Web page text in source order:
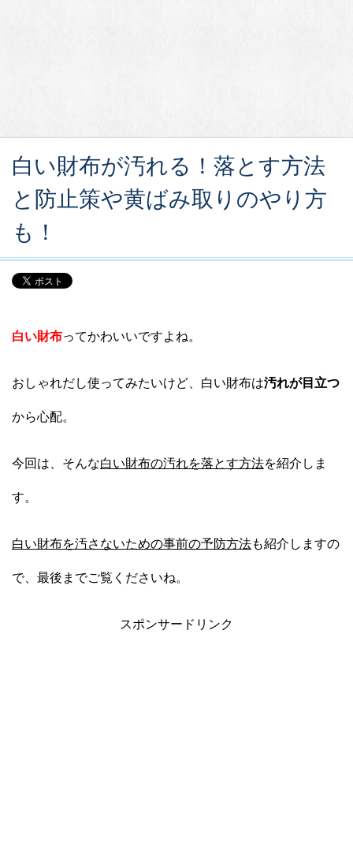
白い財布が汚れる！落とす方法
と防止策や黄ばみ取りのやり方
も！
白い財布ってかわいいですよね。
おしゃれだし使ってみたいけど、白い財布は汚れが目立つ
から心配。
今回は、そんな白い財布の汚れを落とす方法を紹介しま
す。
白い財布を汚さないための事前の予防方法も紹介しますの
で、最後までご覧くださいね。
スポンサードリンク